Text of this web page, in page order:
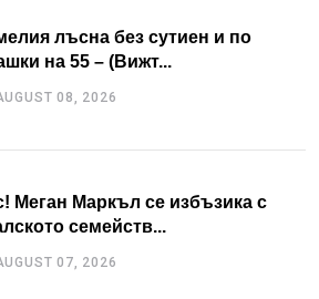
лъсна без сутиен и по
на 55 – (Вижт...
08, 2026
Меган Маркъл се избъзика с
семейств...
07, 2026